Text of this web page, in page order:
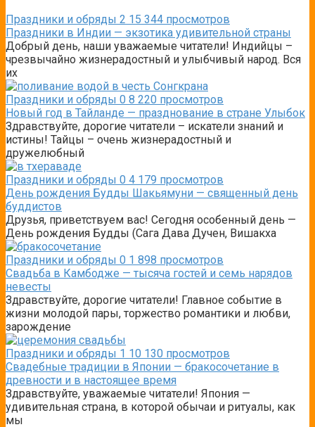
Праздники и обряды 2 15 344 просмотров
Праздники в Индии — экзотика удивительной страны
Добрый день, наши уважаемые читатели! Индийцы –
чрезвычайно жизнерадостный и улыбчивый народ. Вся
их
Праздники и обряды 0 8 220 просмотров
Новый год в Тайланде — празднование в стране Улыбок
Здравствуйте, дорогие читатели – искатели знаний и
истины! Тайцы – очень жизнерадостный и
дружелюбный
Праздники и обряды 0 4 179 просмотров
День рождения Будды Шакьямуни — священный день
буддистов
Друзья, приветствуем вас! Сегодня особенный день —
День рождения Будды (Сага Дава Дучен, Вишакха
Праздники и обряды 0 1 898 просмотров
Свадьба в Камбодже — тысяча гостей и семь нарядов
невесты
Здравствуйте, дорогие читатели! Главное событие в
жизни молодой пары, торжество романтики и любви,
зарождение
Праздники и обряды 1 10 130 просмотров
Свадебные традиции в Японии — бракосочетание в
древности и в настоящее время
Здравствуйте, уважаемые читатели! Япония —
удивительная страна, в которой обычаи и ритуалы, как
мы